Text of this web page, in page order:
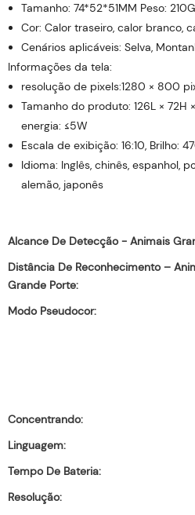
Tamanho: 74*52*51MM Peso: 210G
Cor: Calor traseiro, calor branco,
Cenários aplicáveis: Selva,
Informações da tela:
resolução de pixels:1280 × 800
Tamanho do produto: 126L ×
energia: ≤5W
Escala de exibição: 16:10, Brilho:
Idioma: Inglês, chinês, espanhol,
alemão, japonês
Alcance De Detecção - Animais
Distância De Reconhecimento –
Grande Porte:
Modo Pseudocor:
Concentrando:
Linguagem:
Tempo De Bateria:
Resolução: